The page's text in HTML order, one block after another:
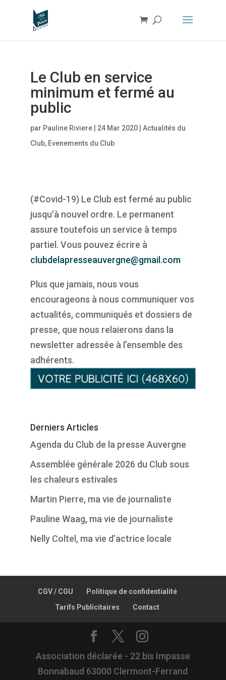
Le Club en service
minimum et fermé au
public
par Pauline Riviere| 24 Mar 2020| Actualités du
Club, Evenements du Club
(#Covid-19) Le Club est fermé au public
jusqu’à nouvel ordre. Le permanent
assure toutefois un service à temps
partiel. Vous pouvez écrire à
clubdelapresseauvergne@gmail.com
Plus que jamais, nous vous
encourageons à nous communiquer vos
actualités, communiqués et dossiers de
presse, que nous relaierons dans la
newsletter adressée à l’ensemble des
adhérents.
Derniers Articles
Agenda du Club de la presse Auvergne
Assemblée générale 2026 du Club sous
les chaleurs estivales
Martin Pierre, ma vie de journaliste
Pauline Waag, ma vie de journaliste
Nelly Coltel, ma vie d’actrice locale
CGV / CGU
Politique de confidentialité
Tarifs Publicitaires
Contact
Association déclarée - 22 bis Impasse
Bonnabaud 63000 Clermont-Ferrand